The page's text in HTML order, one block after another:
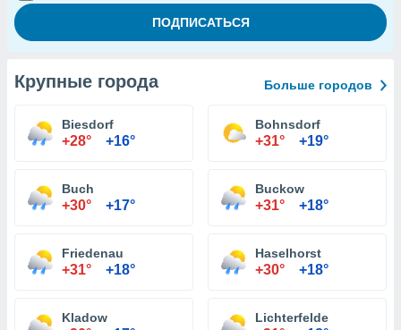
Крупные города Больше городов
Biesdorf
+28° +16°
Bohnsdorf
+31° +19°
Buch
+30° +17°
Buckow
+31° +18°
Friedenau
+31° +18°
Haselhorst
+30° +18°
Kladow Lichterfelde